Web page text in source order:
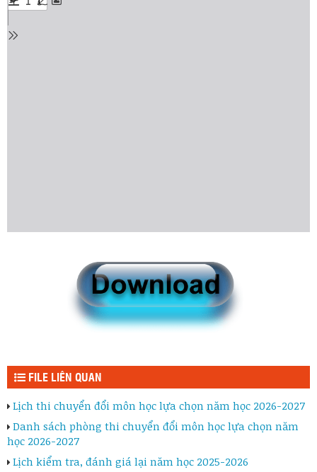
FILE LIÊN QUAN
Lịch thi chuyển đổi môn học lựa chọn năm học 2026-2027
Danh sách phòng thi chuyển đổi môn học lựa chọn năm
học 2026-2027
Lịch kiểm tra, đánh giá lại năm học 2025-2026